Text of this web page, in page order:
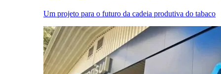
Um projeto para o futuro da cadeia produtiva do tabaco